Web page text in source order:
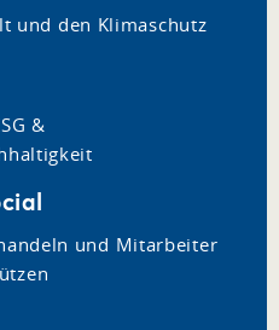
und den Klimaschutz
und Mitarbeiter